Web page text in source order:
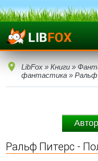
LibFox » Книги »
фантастика »
Ральф Питерс -